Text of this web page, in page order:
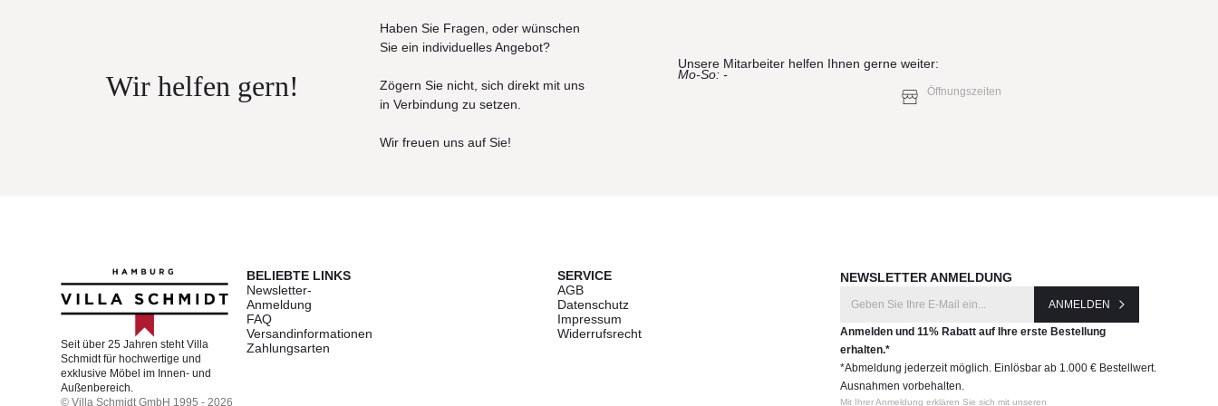
Wir helfen gern!
Haben Sie Fragen, oder wünschen
Sie ein individuelles Angebot?
Zögern Sie nicht, sich direkt mit uns
in Verbindung zu setzen.
Wir freuen uns auf Sie!
Unsere Mitarbeiter helfen Ihnen gerne weiter:
Mo-So: -
Öffnungszeiten
Seit über 25 Jahren steht Villa
Schmidt für hochwertige und
exklusive Möbel im Innen- und
Außenbereich.
© Villa Schmidt GmbH 1995 - 2026
BELIEBTE LINKS
Newsletter-
Anmeldung
FAQ
Versandinformationen
Zahlungsarten
SERVICE
AGB
Datenschutz
Impressum
Widerrufsrecht
NEWSLETTER ANMELDUNG
ANMELDEN
Anmelden und 11% Rabatt auf Ihre erste Bestellung
erhalten.*
*Abmeldung jederzeit möglich. Einlösbar ab 1.000 € Bestellwert.
Ausnahmen vorbehalten.
Mit Ihrer Anmeldung erklären Sie sich mit unseren